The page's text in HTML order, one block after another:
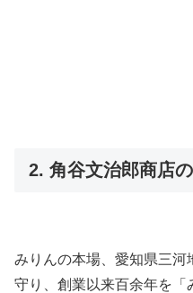
2. 角谷文治郎商店
みりんの本場、愛知県三河
守り、創業以来百余年を「